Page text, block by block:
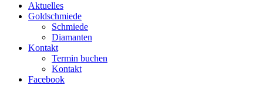
Aktuelles
Goldschmiede
Schmiede
Diamanten
Kontakt
Termin buchen
Kontakt
Facebook